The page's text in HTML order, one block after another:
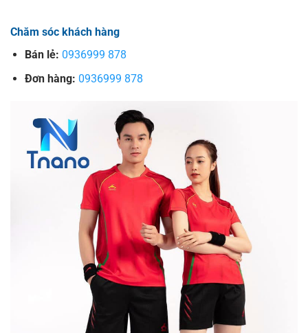
Chăm sóc khách hàng
Bán lẻ: 0936999 878
Đơn hàng: 0936999 878